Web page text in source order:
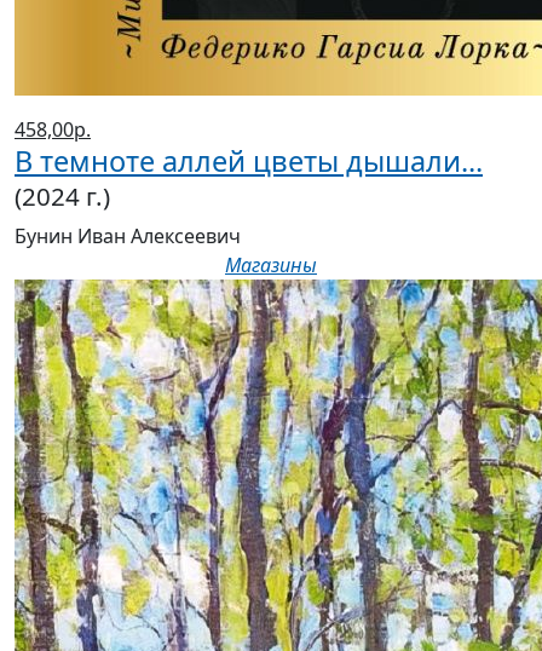
458,00р.
В темноте аллей цветы дышали...
(2024 г.)
Бунин Иван Алексеевич
Магазины